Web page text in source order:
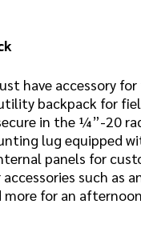
have accessory
backpack for
in the ¼”-20
lug equipped
panels for
such as
for an